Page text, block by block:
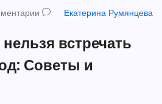
Екатерина Румянцева
встречать
Советы и